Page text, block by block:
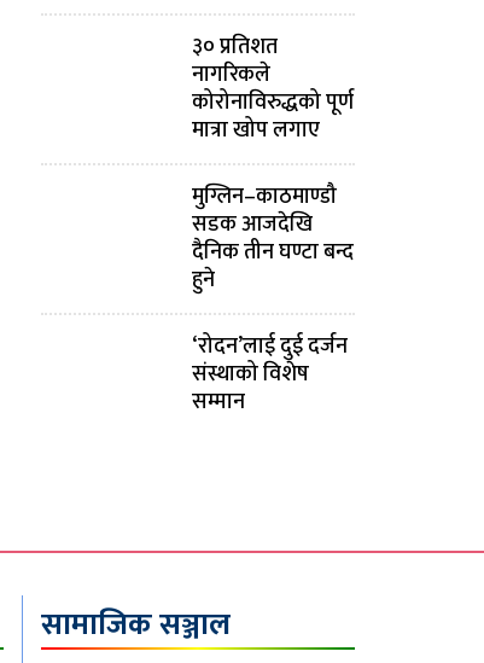
३० प्रतिशत
नागरिकले
कोरोनाविरुद्धको पूर्ण
मात्रा खोप लगाए
मुग्लिन–काठमाण्डौ
सडक आजदेखि
दैनिक तीन घण्टा बन्द
हुने
‘रोदन’लाई दुई दर्जन
संस्थाको विशेष
सम्मान
सामाजिक सञ्जाल